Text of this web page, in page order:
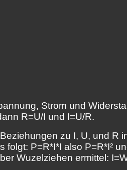
Strom und
R=U/I und I=U/R.
zu I, U, und
P=R*I*I also P=R*I²
Wuzelziehen ermittel: